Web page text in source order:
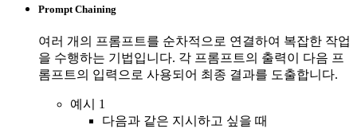
Prompt Chaining
여러 개의 프롬프트를 순차적으로 연결하여 복잡한 작업
을 수행하는 기법입니다. 각 프롬프트의 출력이 다음 프
롬프트의 입력으로 사용되어 최종 결과를 도출합니다.
예시 1
다음과 같은 지시하고 싶을 때